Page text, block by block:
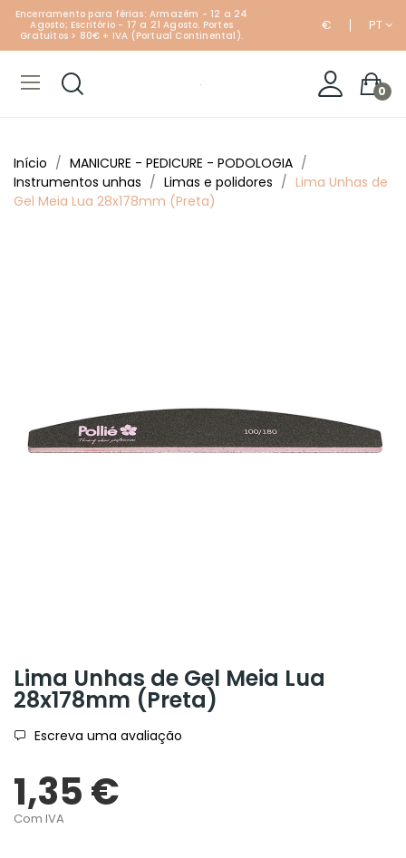
Encerramento para férias: Armazém - 12 a 24
Agosto; Escritório - 17 a 21 Agosto. Portes
Gratuitos > 80€ + IVA (Portual Continental).
€ PT
0
Início
MANICURE - PEDICURE - PODOLOGIA
Instrumentos unhas
Limas e polidores
Lima Unhas de
Gel Meia Lua 28x178mm (Preta)
Lima Unhas de Gel Meia Lua
28x178mm (Preta)
Escreva uma avaliação
1,35 €
Com IVA